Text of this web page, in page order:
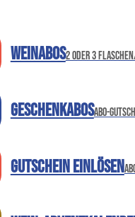
Weinabos2 oder 3
GeschenkabosAbo-
Gutschein einlösen